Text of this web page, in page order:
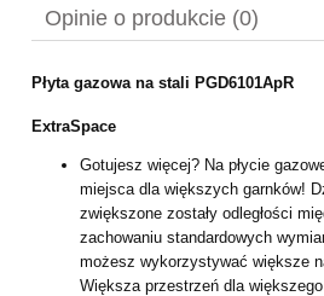
Opinie o produkcie (0)
Płyta gazowa na stali PGD6101ApR
ExtraSpace
Gotujesz więcej? Na płycie
miejsca dla większych garnków!
zwiększone zostały odległości
zachowaniu standardowych
możesz wykorzystywać większe
Większa przestrzeń dla